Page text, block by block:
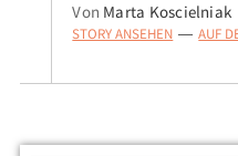
Von Marta Koscielniak
STORY ANSEHEN — AUF